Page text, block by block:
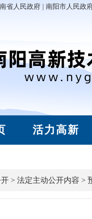
省人民政府 南阳市人民政
活力高新
> 法定主动公开内容 >